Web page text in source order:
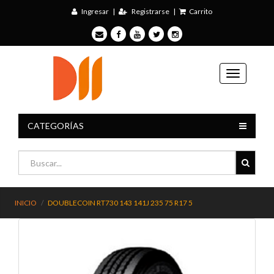
Ingresar | Registrarse | Carrito
CATEGORÍAS
INICIO DOUBLECOIN RT730 143 141J 235 75 R17 5